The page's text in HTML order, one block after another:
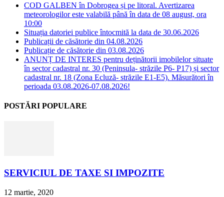
COD GALBEN în Dobrogea și pe litoral. Avertizarea
meteorologilor este valabilă până în data de 08 august, ora
10:00
Situația datoriei publice întocmită la data de 30.06.2026
Publicații de căsătorie din 04.08.2026
Publicație de căsătorie din 03.08.2026
ANUNȚ DE INTERES pentru deținătorii imobilelor situate
în sector cadastral nr. 30 (Peninsula- străzile P6- P17) și sector
cadastral nr. 18 (Zona Ecluză- străzile E1-E5). Măsurători în
perioada 03.08.2026-07.08.2026!
POSTĂRI POPULARE
SERVICIUL DE TAXE SI IMPOZITE
12 martie, 2020